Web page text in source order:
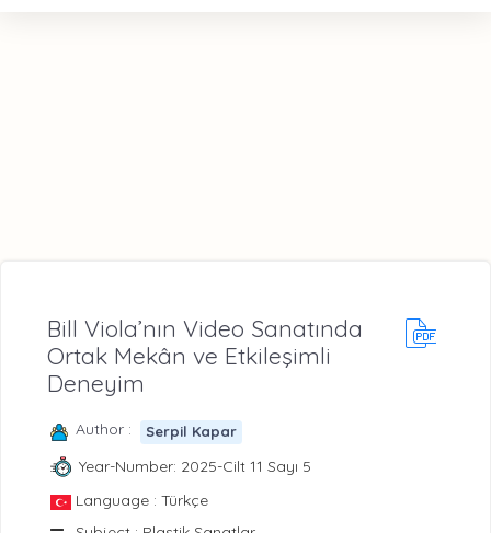
Bill Viola’nın Video Sanatında
Ortak Mekân ve Etkileşimli
Deneyim
Author : Serpil Kapar
Year-Number: 2025-Cilt 11 Sayı 5
Language : Türkçe